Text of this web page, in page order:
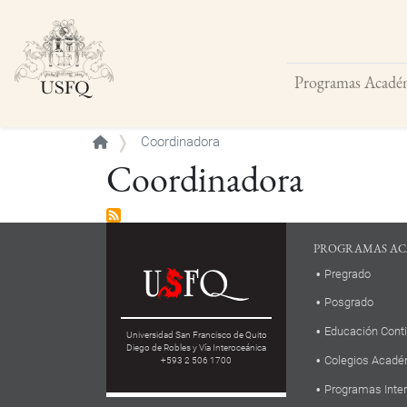
Programas
Buscar
Coordinadora
Coordinadora
Universidad San Francisco de Quito
Diego de Robles y Vía Interoceánica
+593 2 506 1700
PROGRAMAS
Pregrado
Posgrado
Educación
Colegios
Programas